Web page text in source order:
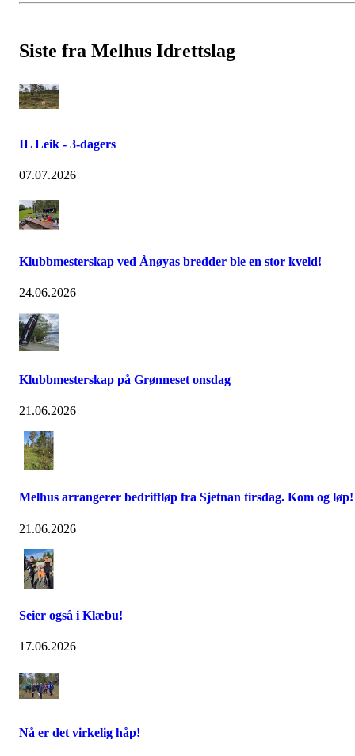
Siste fra Melhus Idrettslag
IL Leik - 3-dagers
07.07.2026
Klubbmesterskap ved Ånøyas bredder ble en stor kveld!
24.06.2026
Klubbmesterskap på Grønneset onsdag
21.06.2026
Melhus arrangerer bedriftløp fra Sjetnan tirsdag. Kom og løp!
21.06.2026
Seier også i Klæbu!
17.06.2026
Nå er det virkelig håp!